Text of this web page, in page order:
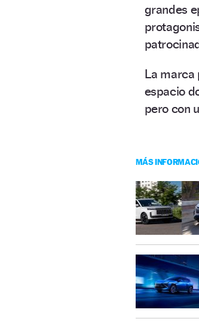
grandes
La marca
espacio
pero con
MÁS